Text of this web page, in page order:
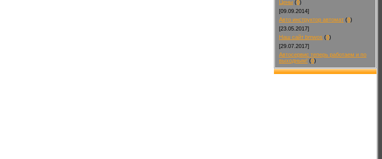
Цены (0)
[09.09.2014]
Авто инструктор автомат (0)
[23.05.2017]
Наш сайт bmwos (0)
[29.07.2017]
Автосервис теперь работаем и по
выходным! (0)